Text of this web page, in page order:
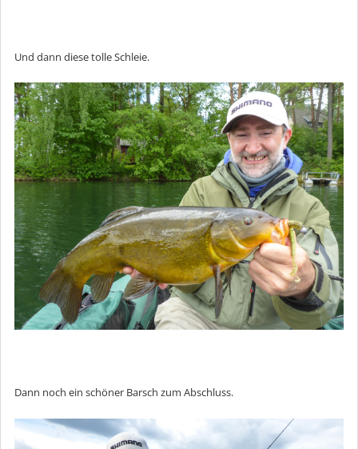
Und dann diese tolle Schleie.
Dann noch ein schöner Barsch zum Abschluss.